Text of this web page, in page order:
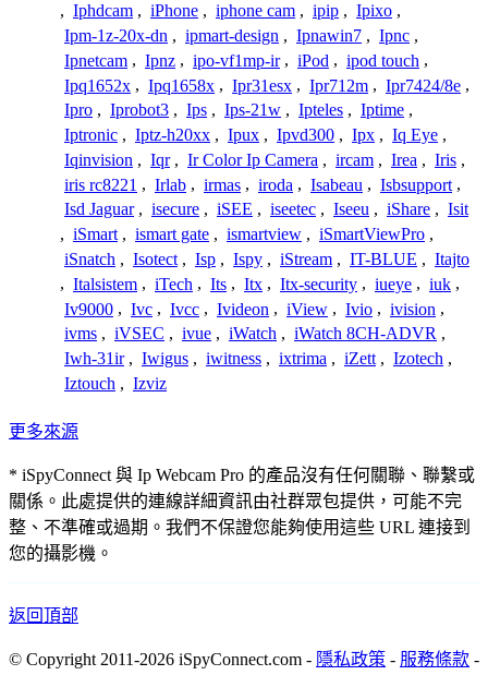
, Iphdcam , iPhone , iphone cam , ipip , Ipixo ,
Ipm-1z-20x-dn , ipmart-design , Ipnawin7 , Ipnc ,
Ipnetcam , Ipnz , ipo-vf1mp-ir , iPod , ipod touch ,
Ipq1652x , Ipq1658x , Ipr31esx , Ipr712m , Ipr7424/8e ,
Ipro , Iprobot3 , Ips , Ips-21w , Ipteles , Iptime ,
Iptronic , Iptz-h20xx , Ipux , Ipvd300 , Ipx , Iq Eye ,
Iqinvision , Iqr , Ir Color Ip Camera , ircam , Irea , Iris ,
iris rc8221 , Irlab , irmas , iroda , Isabeau , Isbsupport ,
Isd Jaguar , isecure , iSEE , iseetec , Iseeu , iShare , Isit
, iSmart , ismart gate , ismartview , iSmartViewPro ,
iSnatch , Isotect , Isp , Ispy , iStream , IT-BLUE , Itajto
, Italsistem , iTech , Its , Itx , Itx-security , iueye , iuk ,
Iv9000 , Ivc , Ivcc , Ivideon , iView , Ivio , ivision ,
ivms , iVSEC , ivue , iWatch , iWatch 8CH-ADVR ,
Iwh-31ir , Iwigus , iwitness , ixtrima , iZett , Izotech ,
Iztouch , Izviz
更多來源
* iSpyConnect 與 Ip Webcam Pro 的產品沒有任何關聯、聯繫或
關係。此處提供的連線詳細資訊由社群眾包提供，可能不完
整、不準確或過期。我們不保證您能夠使用這些 URL 連接到
您的攝影機。
返回頂部
© Copyright 2011-2026 iSpyConnect.com - 隱私政策 - 服務條款 -